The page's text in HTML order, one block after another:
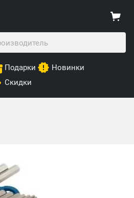
Подарки
Новинки
Скидки